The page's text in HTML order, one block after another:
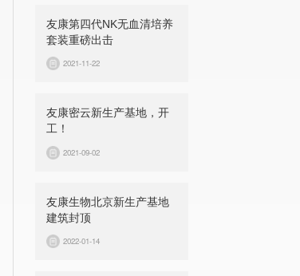
友康第四代NK无血清培养
套装重磅出击
2021-11-22
友康密云新生产基地，开
工！
2021-09-02
友康生物北京新生产基地
建筑封顶
2022-01-14